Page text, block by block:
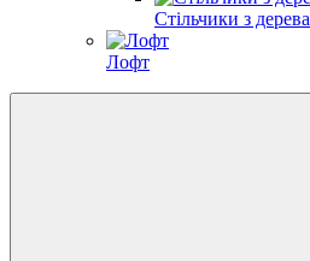
Стільчики з дерева
Лофт